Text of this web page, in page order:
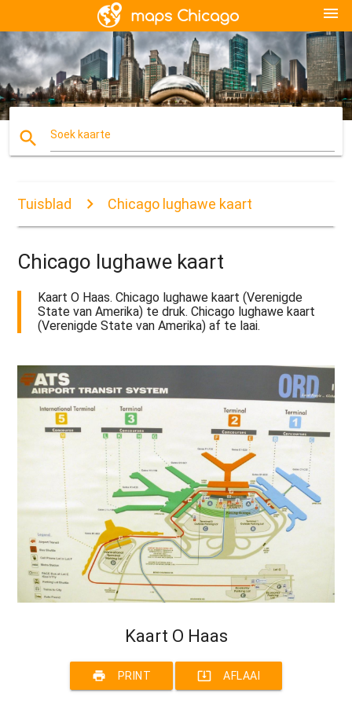
menu
search Soek kaarte
Tuisblad Chicago lughawe kaart
Chicago lughawe kaart
Kaart O Haas. Chicago lughawe kaart (Verenigde
State van Amerika) te druk. Chicago lughawe kaart
(Verenigde State van Amerika) af te laai.
Kaart O Haas
print PRINT system_update_alt AFLAAI